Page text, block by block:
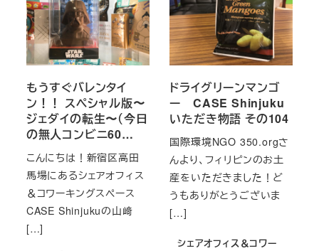
もうすぐバレンタイ
ン！！ スペシャル版〜
ジェダイの転生〜（今日
の無人コンビニ60…
こんにちは！新宿区高田
馬場にあるシェアオフィス
＆コワーキングスペース
CASE Shinjukuの山﨑
[…]
ドライグリーンマンゴ
ー CASE Shinjuku
いただき物語 その104
国際環境NGO 350.orgさ
んより、フィリピンのお土
産をいただきました！ど
うもありがとうございま
[…]
シェアオフィス＆コワー